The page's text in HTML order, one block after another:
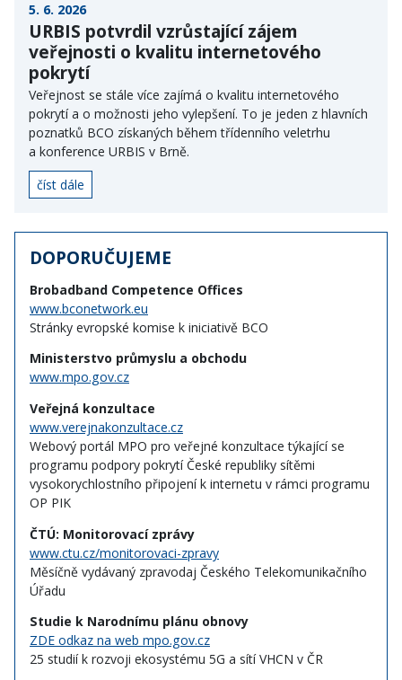
5. 6. 2026
URBIS potvrdil vzrůstající zájem
veřejnosti o kvalitu internetového
pokrytí
Veřejnost se stále více zajímá o kvalitu internetového
pokrytí a o možnosti jeho vylepšení. To je jeden z hlavních
poznatků BCO získaných během třídenního veletrhu
a konference URBIS v Brně.
číst dále
DOPORUČUJEME
Brobadband Competence Offices
www.bconetwork.eu
Stránky evropské komise k iniciativě BCO
Ministerstvo průmyslu a obchodu
www.mpo.gov.cz
Veřejná konzultace
www.verejnakonzultace.cz
Webový portál MPO pro veřejné konzultace týkající se
programu podpory pokrytí České republiky sítěmi
vysokorychlostního připojení k internetu v rámci programu
OP PIK
ČTÚ: Monitorovací zprávy
www.ctu.cz/monitorovaci-zpravy
Měsíčně vydávaný zpravodaj Českého Telekomunikačního
Úřadu
Studie k Narodnímu plánu obnovy
ZDE odkaz na web mpo.gov.cz
25 studií k rozvoji ekosystému 5G a sítí VHCN v ČR